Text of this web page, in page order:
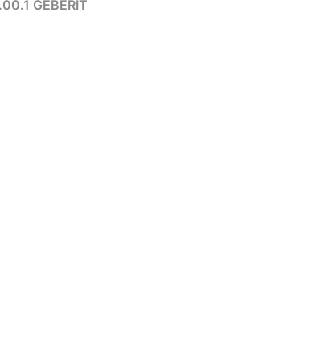
Stelaż do miski WC DUOFIX SIGMA Slim 8 cm 111.796.00.1 GEBERIT